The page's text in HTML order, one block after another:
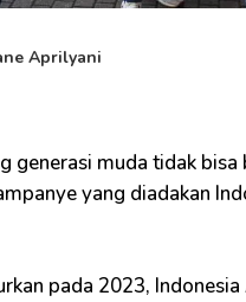
Aprilyani
generasi muda tidak
yang diadakan
pada 2023,